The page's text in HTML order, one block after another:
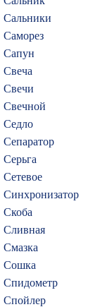
Сальники
Саморез
Сапун
Свеча
Свечи
Свечной
Седло
Сепаратор
Серьга
Сетевое
Синхронизатор
Скоба
Сливная
Смазка
Сошка
Спидометр
Спойлер